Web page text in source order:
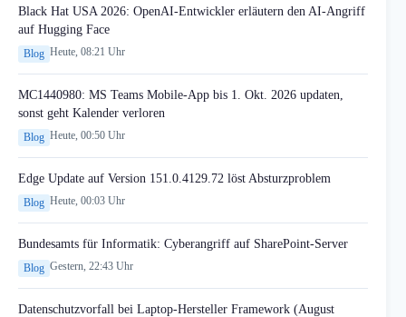
Black Hat USA 2026: OpenAI-Entwickler erläutern den AI-Angriff
auf Hugging Face
Blog Heute, 08:21 Uhr
MC1440980: MS Teams Mobile-App bis 1. Okt. 2026 updaten,
sonst geht Kalender verloren
Blog Heute, 00:50 Uhr
Edge Update auf Version 151.0.4129.72 löst Absturzproblem
Blog Heute, 00:03 Uhr
Bundesamts für Informatik: Cyberangriff auf SharePoint-Server
Blog Gestern, 22:43 Uhr
Datenschutzvorfall bei Laptop-Hersteller Framework (August